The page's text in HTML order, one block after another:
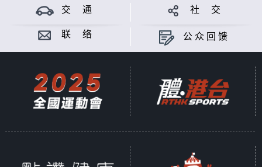
交 通 社 交
联 络 公众回馈